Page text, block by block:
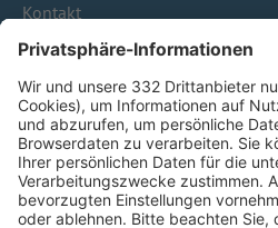
Kontakt
HÄUFIG BESUCHTE
Pässe und Vereinswechsel
Trainerausbildung
Schulungsangebot